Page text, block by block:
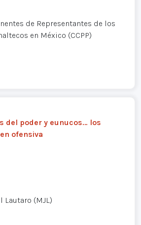
de Representantes de los
en México (CCPP)
del poder y eunucos… los
ofensiva
Lautaro (MJL)